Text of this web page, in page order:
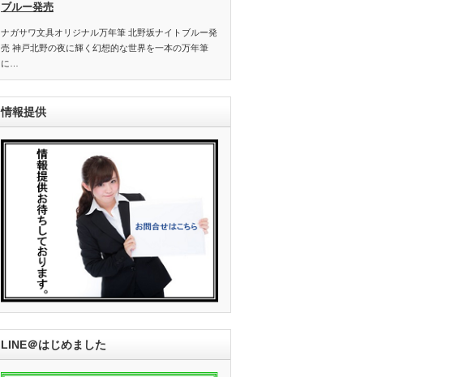
ブルー発売
ナガサワ文具オリジナル万年筆 北野坂ナイトブルー発
売 神戸北野の夜に輝く幻想的な世界を一本の万年筆
に…
情報提供
LINE＠はじめました